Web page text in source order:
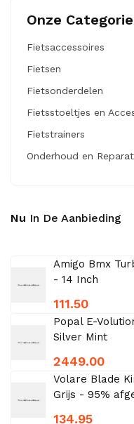
Onze
Fietsaccessoires
Fietsen
Fietsonderdelen
Fietsstoeltjes en
Fietstrainers
Onderhoud en
Nu In De Aanbieding
Amigo Bmx
- 14 Inch
111.50
Popal E-
Silver Mint
2449.00
Volare Blade
Grijs - 95%
134.95